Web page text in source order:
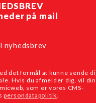
på mail
nyhedsbrev
det formål at kunne sende
Hvis du afmelder dig, vil
som er vores CMS-
persondatapolitik.